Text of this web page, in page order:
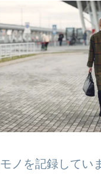
ノを記録してい